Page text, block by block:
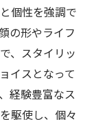
イル高崎市
とその多様
とは？
個性を強調で
の形やライフ
、スタイリッ
イスとなって
経験豊富なス
駆使し、個々